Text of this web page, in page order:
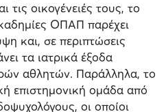
τις οικογένειές τους, το
ΟΠΑΠ παρέχει
και, σε περιπτώσεις
τα ιατρικά έξοδα
αθλητών. Παράλληλα, το
επιστημονική ομάδα από
οι οποίοι